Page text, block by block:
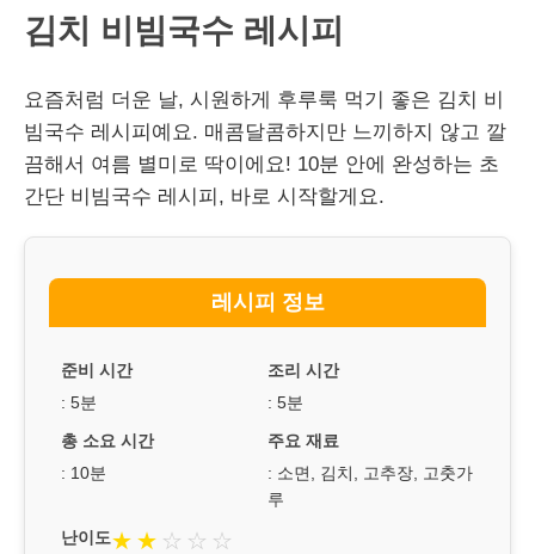
김치 비빔국수 레시피
요즘처럼 더운 날, 시원하게 후루룩 먹기 좋은 김치 비
빔국수 레시피예요. 매콤달콤하지만 느끼하지 않고 깔
끔해서 여름 별미로 딱이에요! 10분 안에 완성하는 초
간단 비빔국수 레시피, 바로 시작할게요.
레시피 정보
준비 시간
: 5분
조리 시간
: 5분
총 소요 시간
: 10분
주요 재료
: 소면, 김치, 고추장, 고춧가
루
난이도★ ★ ☆ ☆ ☆